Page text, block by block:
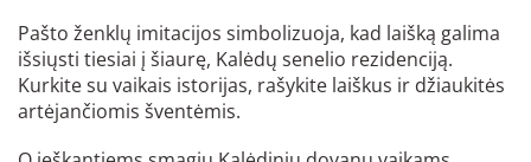
Pašto ženklų imitacijos simbolizuoja, kad laišką galima
išsiųsti tiesiai į šiaurę, Kalėdų senelio rezidenciją.
Kurkite su vaikais istorijas, rašykite laiškus ir džiaukitės
artėjančiomis šventėmis.